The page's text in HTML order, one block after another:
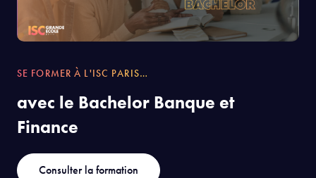
SE FORMER À L'ISC PARIS…
avec le Bachelor Banque et
Finance
Consulter la formation